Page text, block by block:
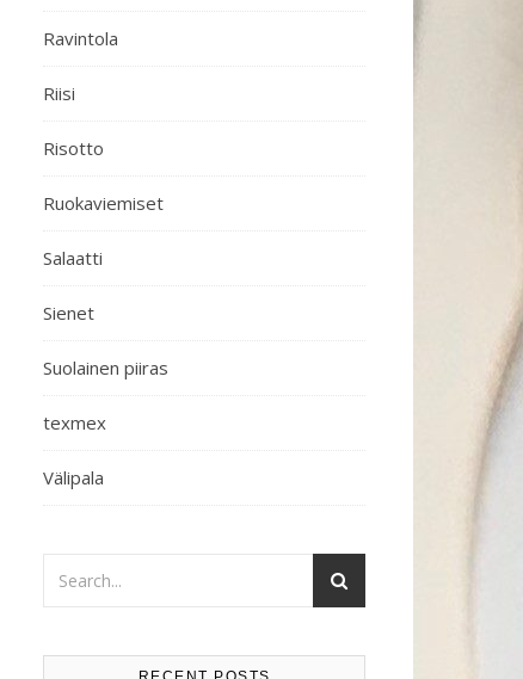
Ravintola
Riisi
Risotto
Ruokaviemiset
Salaatti
Sienet
Suolainen piiras
texmex
Välipala